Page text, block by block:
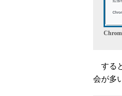
する
会が多